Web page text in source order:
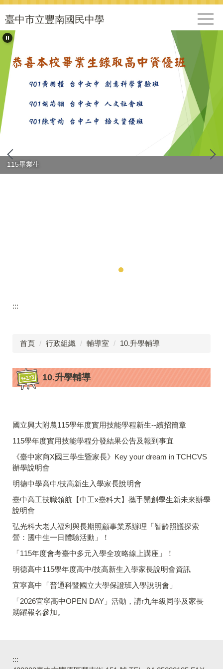
跳
到
主
要
容
區
臺中市立豐南國民中學
115畢業生
:::
首頁 行政組織 輔導室 10.升學輔導
10.升學輔導
國立興大附農115學年度實用技能學程新生--續招簡章
115學年度實用技能學程分發結果公告及報到事宜
《臺中家商X國三學生暨家長》Key your dream in TCHCVS
辦學說明會
明德中學高中/技高新生入學家長說明會
臺中高工技職領航【中工x臺科大】攜手開創學生新未來辦學
說明會
弘光科大老人福利與長期照顧事業系辦理「智齡照護探索
營：國中生一日體驗活動」！
「115年度會考臺中多元入學全攻略線上講座」！
明德高中115學年度高中/技高新生入學家長說明會資訊
宜寧高中「普通科暨國立大學保證班入學說明會」
「2026宜寧高中OPEN DAY」活動，請r九年級同學及家長
踴躍報名參加。
:::